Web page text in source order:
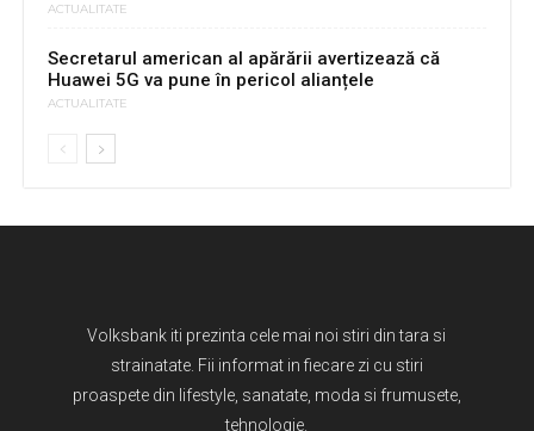
ACTUALITATE
Secretarul american al apărării avertizează că
Huawei 5G va pune în pericol alianțele
ACTUALITATE
Volksbank iti prezinta cele mai noi stiri din tara si
strainatate. Fii informat in fiecare zi cu stiri
proaspete din lifestyle, sanatate, moda si frumusete,
tehnologie.